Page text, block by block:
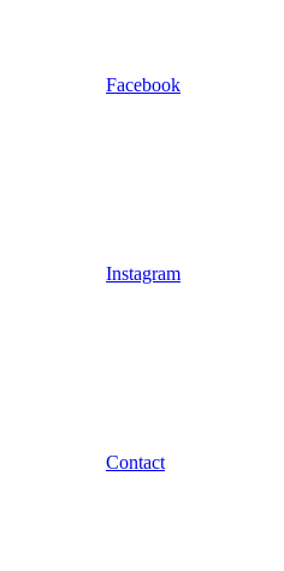
Facebook
Instagram
Contact